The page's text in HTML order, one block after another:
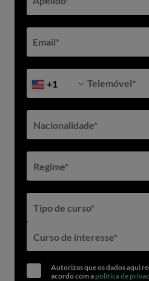
dos seguintes e-mails ou telefones:
Telefone: 210 205 704
Email:admissions@iade.pt
Email*
+1 Telemóvel*
Nacionalidade*
Regime*
Tipo de curso*
Curso de interesse*
Autorizas que os dados aqui
acordo com a política de